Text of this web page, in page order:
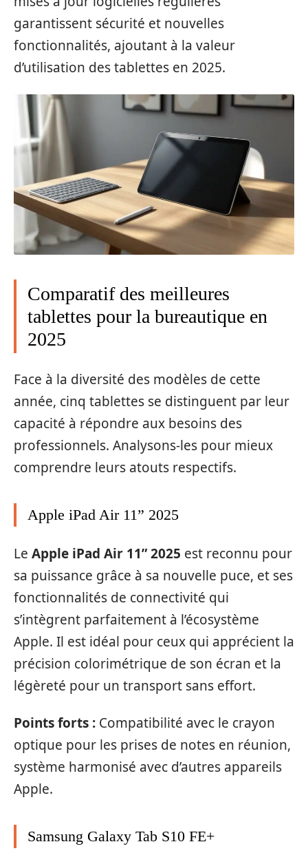
garantissent sécurité et nouvelles
fonctionnalités, ajoutant à la valeur
d’utilisation des tablettes en 2025.
Comparatif des meilleures
tablettes pour la bureautique en
2025
Face à la diversité des modèles de cette
année, cinq tablettes se distinguent par leur
capacité à répondre aux besoins des
professionnels. Analysons-les pour mieux
comprendre leurs atouts respectifs.
Apple iPad Air 11” 2025
Le Apple iPad Air 11” 2025 est reconnu pour
sa puissance grâce à sa nouvelle puce, et ses
fonctionnalités de connectivité qui
s’intègrent parfaitement à l’écosystème
Apple. Il est idéal pour ceux qui apprécient la
précision colorimétrique de son écran et la
légèreté pour un transport sans effort.
Points forts : Compatibilité avec le crayon
optique pour les prises de notes en réunion,
système harmonisé avec d’autres appareils
Apple.
Samsung Galaxy Tab S10 FE+